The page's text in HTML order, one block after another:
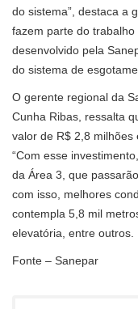
do sistema”, destaca a
fazem parte do
desenvolvido pela
do sistema de
O gerente regional da
Cunha Ribas, ressalta
valor de R$ 2,8
“Com esse
da Área 3, que
com isso, melhores
contempla 5,8 mil
elevatória, entre outros.
Fonte – Sanepar